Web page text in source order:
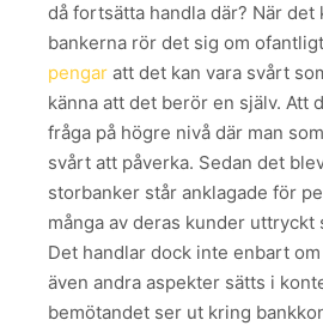
då fortsätta handla där? När det
bankerna rör det sig om ofantligt
pengar att det kan vara svårt
känna att det berör en själv. Att
fråga på högre nivå där man
svårt att påverka. Sedan det
storbanker står anklagade för
många av deras kunder uttryckt
Det handlar dock inte enbart
även andra aspekter sätts i
bemötandet ser ut kring